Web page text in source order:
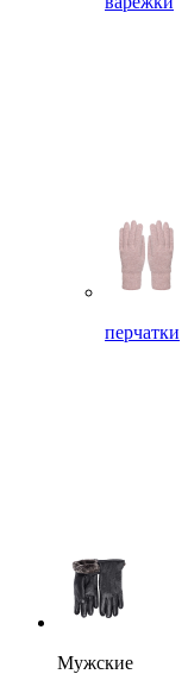
перчатки
Мужские